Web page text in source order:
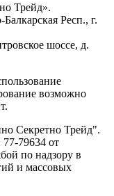
Трейд».
Респ., г.
шоссе, д.
возможно
Секретно Трейд".
79634 от
по надзору в
и массовых